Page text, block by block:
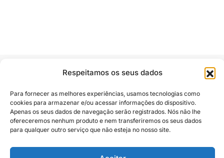
Respeitamos os seus dados
Para fornecer as melhores experiências, usamos tecnologias como
cookies para armazenar e/ou acessar informações do dispositivo.
Apenas os seus dados de navegação serão registrados. Nós não lhe
ofereceremos nenhum produto e nem transferiremos os seus dados
para qualquer outro serviço que não esteja no nosso site.
Siga e compartilhe